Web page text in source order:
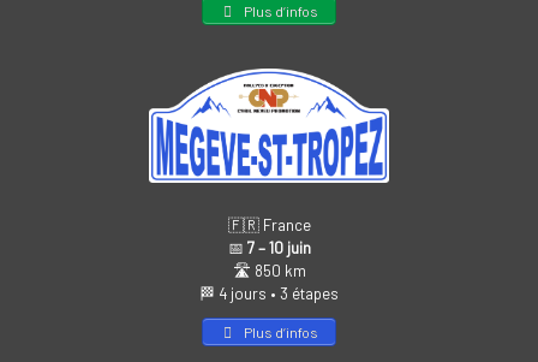
Plus d’infos
🇫🇷 France
📅 7 – 10 juin
🛣️ 850 km
🏁 4 jours • 3 étapes
Plus d’infos